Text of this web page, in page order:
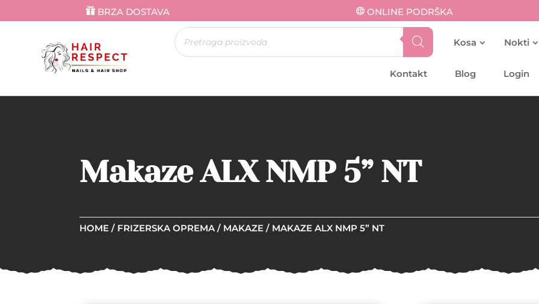
BRZA DOSTAVA ONLINE PODRŠKA
Products
search Kosa Nokti
Kontakt Blog Login
Makaze ALX NMP 5” NT
HOME / FRIZERSKA OPREMA / MAKAZE / MAKAZE ALX NMP 5” NT